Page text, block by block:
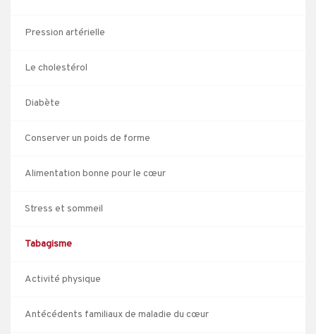
Pression artérielle
Le cholestérol
Diabète
Conserver un poids de forme
Alimentation bonne pour le cœur
Stress et sommeil
Tabagisme
Activité physique
Antécédents familiaux de maladie du cœur